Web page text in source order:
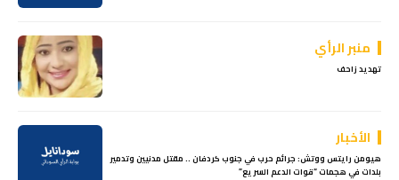
منبر الرأي
تهديد زاحف
الأخبار
هيومن رايتس ووتش: جرائم حرب في جنوب كردفان .. مقتل مدنيين وتدمير
بلدات في هجمات “قوات الدعم السريع”